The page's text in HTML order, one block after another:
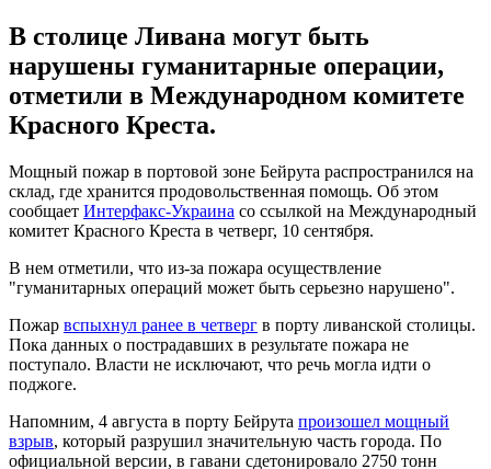
В столице Ливана могут быть
нарушены гуманитарные операции,
отметили в Международном комитете
Красного Креста.
Мощный пожар в портовой зоне Бейрута распространился на
склад, где хранится продовольственная помощь. Об этом
сообщает Интерфакс-Украина со ссылкой на Международный
комитет Красного Креста в четверг, 10 сентября.
В нем отметили, что из-за пожара осуществление
"гуманитарных операций может быть серьезно нарушено".
Пожар вспыхнул ранее в четверг в порту ливанской столицы.
Пока данных о пострадавших в результате пожара не
поступало. Власти не исключают, что речь могла идти о
поджоге.
Напомним, 4 августа в порту Бейрута произошел мощный
взрыв, который разрушил значительную часть города. По
официальной версии, в гавани сдетонировало 2750 тонн